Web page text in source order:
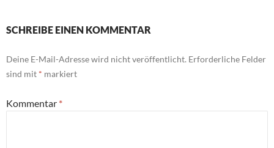
SCHREIBE EINEN KOMMENTAR
Deine E-Mail-Adresse wird nicht veröffentlicht. Erforderliche Felder
sind mit * markiert
Kommentar *